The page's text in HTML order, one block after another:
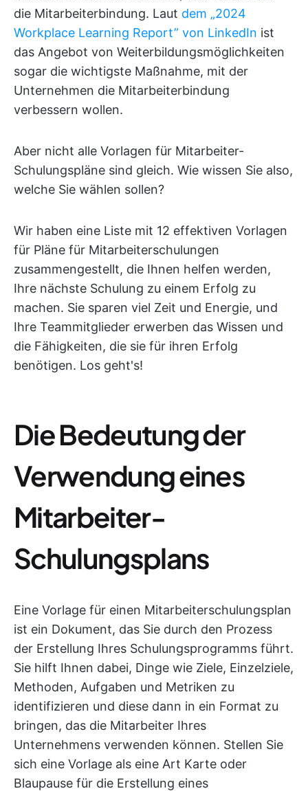
die Mitarbeiterbindung. Laut dem „2024
Workplace Learning Report” von LinkedIn ist
das Angebot von Weiterbildungsmöglichkeiten
sogar die wichtigste Maßnahme, mit der
Unternehmen die Mitarbeiterbindung
verbessern wollen.
Aber nicht alle Vorlagen für Mitarbeiter-
Schulungspläne sind gleich. Wie wissen Sie also,
welche Sie wählen sollen?
Wir haben eine Liste mit 12 effektiven Vorlagen
für Pläne für Mitarbeiterschulungen
zusammengestellt, die Ihnen helfen werden,
Ihre nächste Schulung zu einem Erfolg zu
machen. Sie sparen viel Zeit und Energie, und
Ihre Teammitglieder erwerben das Wissen und
die Fähigkeiten, die sie für ihren Erfolg
benötigen. Los geht's!
Die Bedeutung der
Verwendung eines
Mitarbeiter-
Schulungsplans
Eine Vorlage für einen Mitarbeiterschulungsplan
ist ein Dokument, das Sie durch den Prozess
der Erstellung Ihres Schulungsprogramms führt.
Sie hilft Ihnen dabei, Dinge wie Ziele, Einzelziele,
Methoden, Aufgaben und Metriken zu
identifizieren und diese dann in ein Format zu
bringen, das die Mitarbeiter Ihres
Unternehmens verwenden können. Stellen Sie
sich eine Vorlage als eine Art Karte oder
Blaupause für die Erstellung eines